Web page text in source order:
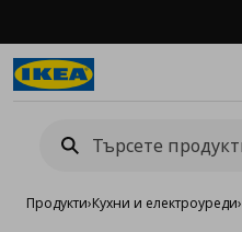
Продукти›Кухни и електроуреди›